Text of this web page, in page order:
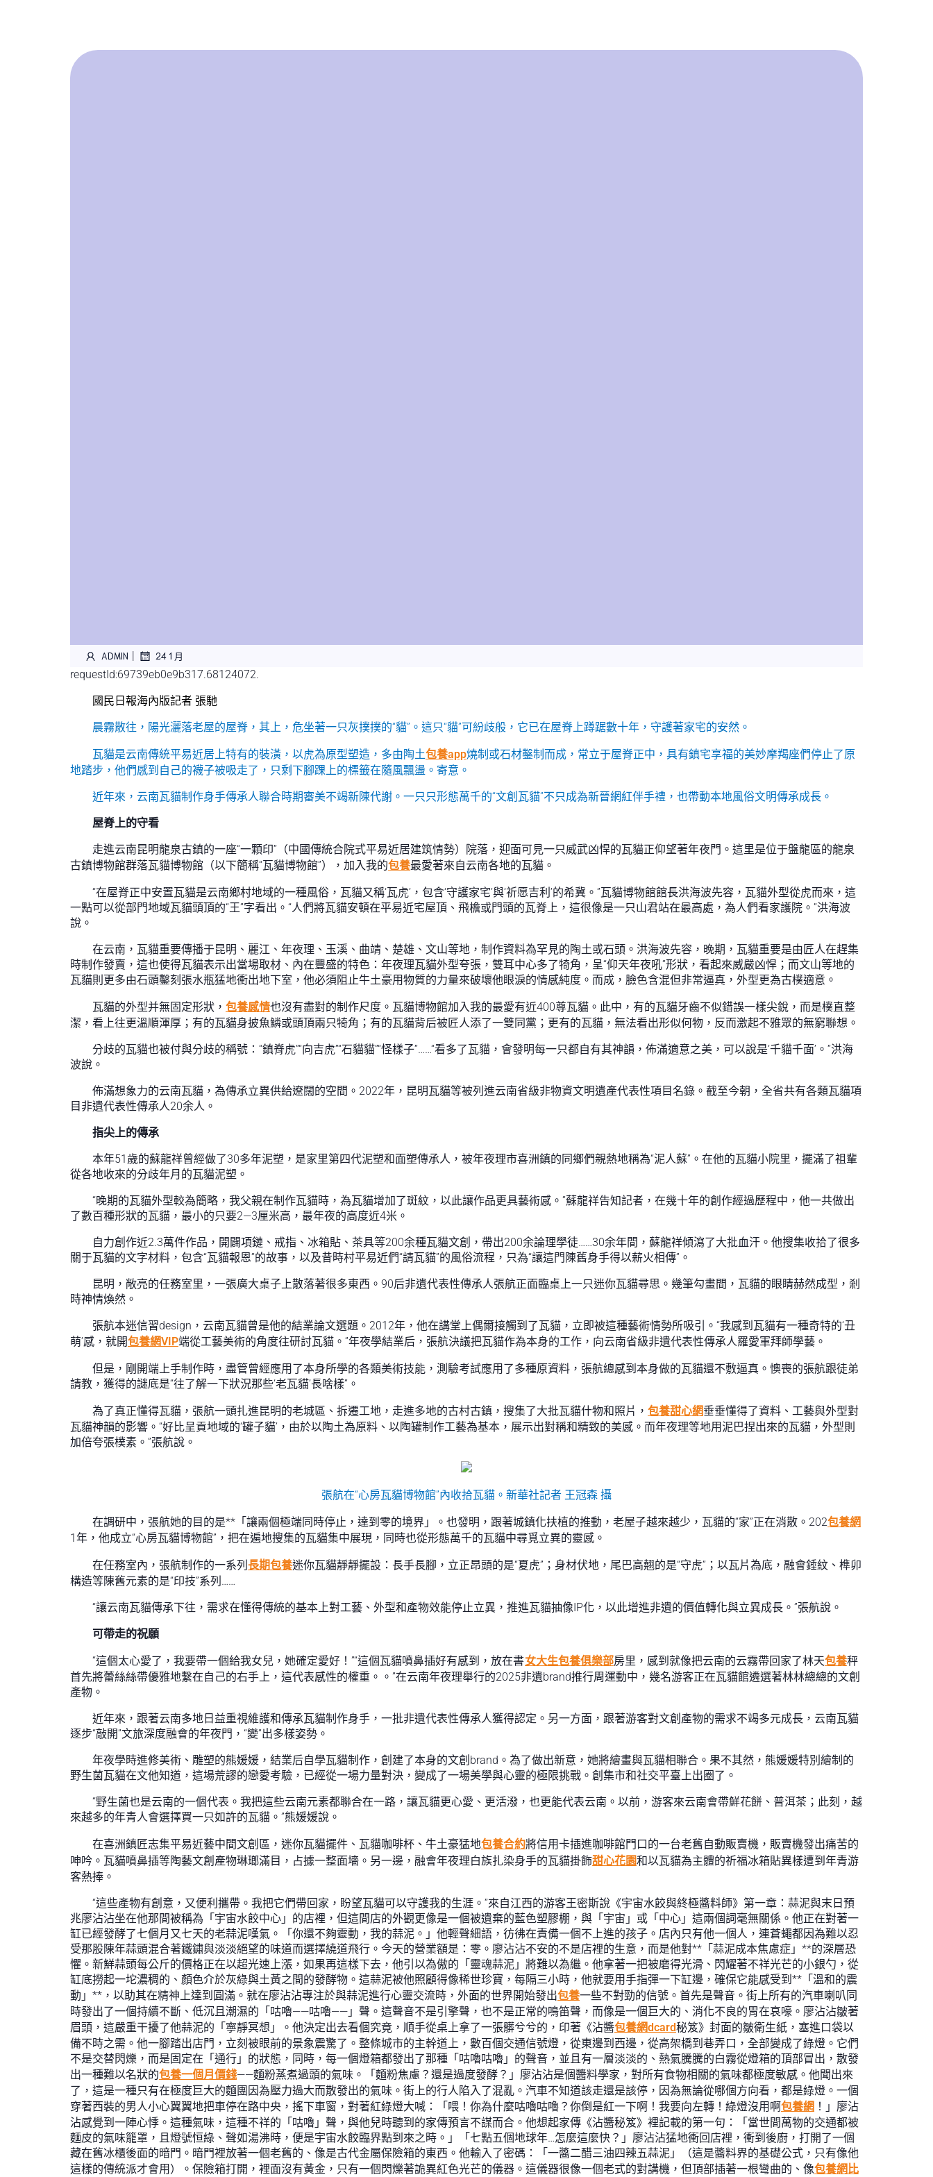
ADMIN | 24 1 月
requestId:69739eb0e9b317.68124072.
國民日報海內版記者 張馳
晨霧散往，陽光灑落老屋的屋脊，其上，危坐著一只灰撲撲的“貓”。這只“貓”可紛歧般，它已在屋脊上蹲踞數十年，守護著家宅的安然。
瓦貓是云南傳統平易近居上特有的裝潢，以虎為原型塑造，多由陶土包養app燒制或石材鑿制而成，常立于屋脊正中，具有鎮宅享福的美妙摩羯座們停止了原
地踏步，他們感到自己的襪子被吸走了，只剩下腳踝上的標籤在隨風飄盪。寄意。
近年來，云南瓦貓制作身手傳承人聯合時期審美不竭新陳代謝。一只只形態萬千的“文創瓦貓”不只成為新晉網紅伴手禮，也帶動本地風俗文明傳承成長。
屋脊上的守看
走進云南昆明龍泉古鎮的一座“一顆印”（中國傳統合院式平易近居建筑情勢）院落，迎面可見一只威武凶悍的瓦貓正仰望著年夜門。這里是位于盤龍區的龍泉
古鎮博物館群落瓦貓博物館（以下簡稱“瓦貓博物館”），加入我的包養最愛著來自云南各地的瓦貓。
“在屋脊正中安置瓦貓是云南鄉村地域的一種風俗，瓦貓又稱‘瓦虎’，包含‘守護家宅’與‘祈愿吉利’的希冀。”瓦貓博物館館長洪海波先容，瓦貓外型從虎而來，這
一點可以從部門地域瓦貓頭頂的“王”字看出。“人們將瓦貓安頓在平易近宅屋頂、飛檐或門頭的瓦脊上，這很像是一只山君站在最高處，為人們看家護院。”洪海波
說。
在云南，瓦貓重要傳播于昆明、麗江、年夜理、玉溪、曲靖、楚雄、文山等地，制作資料為罕見的陶土或石頭。洪海波先容，晚期，瓦貓重要是由匠人在趕集
時制作發賣，這也使得瓦貓表示出當場取材、內在豐盛的特色：年夜理瓦貓外型夸張，雙耳中心多了犄角，呈“仰天年夜吼”形狀，看起來威嚴凶悍；而文山等地的
瓦貓則更多由石頭鑿刻張水瓶猛地衝出地下室，他必須阻止牛土豪用物質的力量來破壞他眼淚的情感純度。而成，臉色含混但非常逼真，外型更為古樸適意。
瓦貓的外型并無固定形狀， 包養感情也沒有盡對的制作尺度。瓦貓博物館加入我的最愛有近400尊瓦貓。此中，有的瓦貓牙齒不似錯誤一樣尖銳，而是樸直整
潔，看上往更溫順渾厚；有的瓦貓身披魚鱗或頭頂兩只犄角；有的瓦貓背后被匠人添了一雙同黨；更有的瓦貓，無法看出形似何物，反而激起不雅眾的無窮聯想。
分歧的瓦貓也被付與分歧的稱號：“鎮脊虎”“向吉虎”“石貓貓”“怪樣子”……“看多了瓦貓，會發明每一只都自有其神韻，佈滿適意之美，可以說是‘千貓千面’。”洪海
波說。
佈滿想象力的云南瓦貓，為傳承立異供給遼闊的空間。2022年，昆明瓦貓等被列進云南省級非物資文明遺產代表性項目名錄。截至今朝，全省共有各類瓦貓項
目非遺代表性傳承人20余人。
指尖上的傳承
本年51歲的蘇龍祥曾經做了30多年泥塑，是家里第四代泥塑和面塑傳承人，被年夜理市喜洲鎮的同鄉們親熱地稱為“泥人蘇”。在他的瓦貓小院里，擺滿了祖輩
從各地收來的分歧年月的瓦貓泥塑。
“晚期的瓦貓外型較為簡略，我父親在制作瓦貓時，為瓦貓增加了斑紋，以此讓作品更具藝術感。”蘇龍祥告知記者，在幾十年的創作經過歷程中，他一共做出
了數百種形狀的瓦貓，最小的只要2—3厘米高，最年夜的高度近4米。
自力創作近2.3萬件作品，開闢項鏈、戒指、冰箱貼、茶具等200余種瓦貓文創，帶出200余論理學徒……30余年間，蘇龍祥傾瀉了大批血汗。他搜集收拾了很多
關于瓦貓的文字材料，包含“瓦貓報恩”的故事，以及昔時村平易近們“請瓦貓”的風俗流程，只為“讓這門陳舊身手得以薪火相傳”。
昆明，敞亮的任務室里，一張廣大桌子上散落著很多東西。90后非遺代表性傳承人張航正面臨桌上一只迷你瓦貓尋思。幾筆勾畫間，瓦貓的眼睛赫然成型，剎
時神情煥然。
張航本迷信習design，云南瓦貓曾是他的結業論文選題。2012年，他在講堂上偶爾接觸到了瓦貓，立即被這種藝術情勢所吸引。“我感到瓦貓有一種奇特的‘丑
萌’感，就開包養網VIP端從工藝美術的角度往研討瓦貓。”年夜學結業后，張航決議把瓦貓作為本身的工作，向云南省級非遺代表性傳承人羅愛軍拜師學藝。
但是，剛開端上手制作時，盡管曾經應用了本身所學的各類美術技能，測驗考試應用了多種原資料，張航總感到本身做的瓦貓還不敷逼真。懊喪的張航跟徒弟
請教，獲得的謎底是“往了解一下狀況那些‘老瓦貓’長啥樣”。
為了真正懂得瓦貓，張航一頭扎進昆明的老城區、拆遷工地，走進多地的古村古鎮，搜集了大批瓦貓什物和照片， 包養甜心網垂垂懂得了資料、工藝與外型對
瓦貓神韻的影響。“好比呈貢地域的‘罐子貓’，由於以陶土為原料、以陶罐制作工藝為基本，展示出對稱和精致的美感。而年夜理等地用泥巴捏出來的瓦貓，外型則
加倍夸張樸素。”張航說。
張航在“心房瓦貓博物館”內收拾瓦貓。新華社記者 王冠森 攝
在調研中，張航她的目的是**「讓兩個極端同時停止，達到零的境界」。也發明，跟著城鎮化扶植的推動，老屋子越來越少，瓦貓的“家”正在消散。202包養網
1年，他成立“心房瓦貓博物館”，把在遍地搜集的瓦貓集中展現，同時也從形態萬千的瓦貓中尋覓立異的靈感。
在任務室內，張航制作的一系列 長期包養迷你瓦貓靜靜擺設：長手長腳，立正昂頭的是“夏虎”；身材伏地，尾巴高翹的是“守虎”；以瓦片為底，融會錘紋、榫卯
構造等陳舊元素的是“印技”系列……
“讓云南瓦貓傳承下往，需求在懂得傳統的基本上對工藝、外型和產物效能停止立異，推進瓦貓抽像IP化，以此增進非遺的價值轉化與立異成長。”張航說。
可帶走的祝願
“這個太心愛了，我要帶一個給我女兒，她確定愛好！”“這個瓦貓噴鼻插好有感到，放在書女大生包養俱樂部房里，感到就像把云南的云霧帶回家了林天包養秤
首先將蕾絲絲帶優雅地繫在自己的右手上，這代表感性的權重。。”在云南年夜理舉行的2025非遺brand推行周運動中，幾名游客正在瓦貓館遴選著林林總總的文創
產物。
近年來，跟著云南多地日益重視維護和傳承瓦貓制作身手，一批非遺代表性傳承人獲得認定。另一方面，跟著游客對文創產物的需求不竭多元成長，云南瓦貓
逐步“敲開”文旅深度融會的年夜門，“變”出多樣姿勢。
年夜學時進修美術、雕塑的熊媛媛，結業后自學瓦貓制作，創建了本身的文創brand。為了做出新意，她將繪畫與瓦貓相聯合。果不其然，熊媛媛特別繪制的
野生菌瓦貓在文他知道，這場荒謬的戀愛考驗，已經從一場力量對決，變成了一場美學與心靈的極限挑戰。創集市和社交平臺上出圈了。
“野生菌也是云南的一個代表。我把這些云南元素都聯合在一路，讓瓦貓更心愛、更活潑，也更能代表云南。以前，游客來云南會帶鮮花餅、普洱茶；此刻，越
來越多的年青人會選擇買一只如許的瓦貓。”熊媛媛說。
在喜洲鎮匠志集平易近藝中間文創區，迷你瓦貓擺件、瓦貓咖啡杯、牛土豪猛地包養合約將信用卡插進咖啡館門口的一台老舊自動販賣機，販賣機發出痛苦的
呻吟。瓦貓噴鼻插等陶藝文創產物琳瑯滿目，占據一整面墻。另一邊，融會年夜理白族扎染身手的瓦貓掛飾甜心花園和以瓦貓為主體的祈福冰箱貼異樣遭到年青游
客熱捧。
“這些產物有創意，又便利攜帶。我把它們帶回家，盼望瓦貓可以守護我的生涯。”來自江西的游客王密斯說《宇宙水餃與終極醬料師》第一章：蒜泥與末日預
兆廖沾沾坐在他那間被稱為「宇宙水餃中心」的店裡，但這間店的外觀更像是一個被遺棄的藍色塑膠棚，與「宇宙」或「中心」這兩個詞毫無關係。他正在對著一
缸已經發酵了七個月又七天的老蒜泥嘆氣。「你還不夠靈動，我的蒜泥。」他輕聲細語，彷彿在責備一個不上進的孩子。店內只有他一個人，連蒼蠅都因為難以忍
受那股陳年蒜頭混合著鐵鏽與淡淡絕望的味道而選擇繞道飛行。今天的營業額是：零。廖沾沾不安的不是店裡的生意，而是他對**「蒜泥成本焦慮症」**的深層恐
懼。新鮮蒜頭每公斤的價格正在以超光速上漲，如果再這樣下去，他引以為傲的「靈魂蒜泥」將難以為繼。他拿著一把被磨得光滑、閃耀著不祥光芒的小銀勺，從
缸底撈起一坨濃稠的、顏色介於灰綠與土黃之間的發酵物。這蒜泥被他照顧得像稀世珍寶，每隔三小時，他就要用手指彈一下缸邊，確保它能感受到**「溫和的震
動」**，以助其在精神上達到圓滿。就在廖沾沾專注於與蒜泥進行心靈交流時，外面的世界開始發出包養一些不對勁的信號。首先是聲音。街上所有的汽車喇叭同
時發出了一個持續不斷、低沉且潮濕的「咕嚕——咕嚕——」聲。這聲音不是引擎聲，也不是正常的鳴笛聲，而像是一個巨大的、消化不良的胃在哀嚎。廖沾沾皺著
眉頭，這嚴重干擾了他蒜泥的「寧靜冥想」。他決定出去看個究竟，順手從桌上拿了一張髒兮兮的，印著《沾醬包養網dcard秘笈》封面的皺衛生紙，塞進口袋以
備不時之需。他一腳踏出店門，立刻被眼前的景象震驚了。整條城市的主幹道上，數百個交通信號燈，從東邊到西邊，從高架橋到巷弄口，全部變成了綠燈。它們
不是交替閃爍，而是固定在「通行」的狀態，同時，每一個燈箱都發出了那種「咕嚕咕嚕」的聲音，並且有一層淡淡的、熱氣騰騰的白霧從燈箱的頂部冒出，散發
出一種難以名狀的包養一個月價錢——麵粉蒸煮過頭的氣味。「麵粉焦慮？還是過度發酵？」廖沾沾是個醬料學家，對所有食物相關的氣味都極度敏感。他聞出來
了，這是一種只有在極度巨大的麵團因為壓力過大而散發出的氣味。街上的行人陷入了混亂。汽車不知道該走還是該停，因為無論從哪個方向看，都是綠燈。一個
穿著西裝的男人小心翼翼地把車停在路中央，搖下車窗，對著紅綠燈大喊：「喂！你為什麼咕嚕咕嚕？你倒是紅一下啊！我要向左轉！綠燈沒用啊包養網 ！」廖沾
沾感覺到一陣心悸。這種氣味，這種不祥的「咕嚕」聲，與他兒時聽到的家傳預言不謀而合。他想起家傳《沾醬秘笈》裡記載的第一句：「當世間萬物的交通都被
麵皮的氣味籠罩，且燈號恒綠、聲如湯沸時，便是宇宙水餃臨界點到來之時。」「七點五個地球年…怎麼這麼快？」廖沾沾猛地衝回店裡，衝到後廚，打開了一個
藏在舊冰櫃後面的暗門。暗門裡放著一個老舊的、像是古代金屬保險箱的東西。他輸入了密碼：「一醬二醋三油四辣五蒜泥」（這是醬料界的基礎公式，只有像他
這樣的傳統派才會用）。保險箱打開，裡面沒有黃金，只有一個閃爍著詭異紅色光芒的儀器。這儀器很像一個老式的對講機，但頂部插著一根彎曲的、像包養網比